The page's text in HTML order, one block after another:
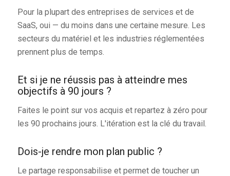
Pour la plupart des entreprises de services et de
SaaS, oui — du moins dans une certaine mesure. Les
secteurs du matériel et les industries réglementées
prennent plus de temps.
Et si je ne réussis pas à atteindre mes
objectifs à 90 jours ?
Faites le point sur vos acquis et repartez à zéro pour
les 90 prochains jours. L'itération est la clé du travail.
Dois-je rendre mon plan public ?
Le partage responsabilise et permet de toucher un